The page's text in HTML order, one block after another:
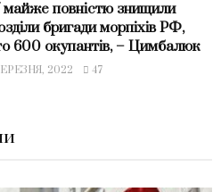
повністю знищили
бригади морпіхів РФ,
600 окупантів, – Цимбалюк
2022 47